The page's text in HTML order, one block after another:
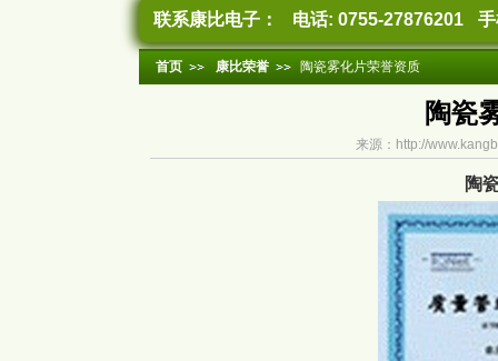
联系康比电子： 电话: 0755-27876201
首页 康比荣誉 陶瓷雾化片荣誉资质
陶瓷
来源：http://
陶